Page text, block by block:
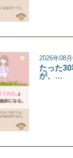
2026年08月
たった
が、…